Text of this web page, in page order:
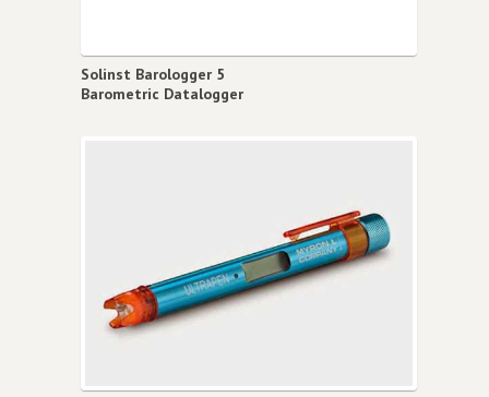
Solinst Barologger 5
Barometric Datalogger